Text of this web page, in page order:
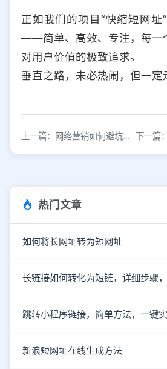
正如我们的项目“快缩短网址
——简单、高效、专注，每一
对用户价值的极致追求。
垂直之路，未必热闹，但一定
上一篇：网络营销如何避坑增效提升销量
热门文章
如何将长网址转为短网址
长链接如何转化为短链，详细步骤
跳转小程序链接，简单方法，一键
新浪短网址在线生成方法